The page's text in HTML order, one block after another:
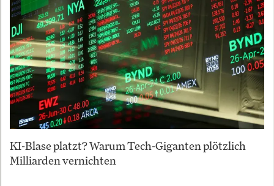
KI-Blase platzt? Warum Tech-Giganten plötzlich
Milliarden vernichten